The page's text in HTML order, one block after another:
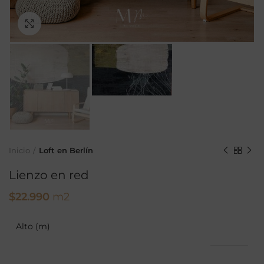
Ampliar
Inicio Loft en Berlín
Lienzo en red
$22.990 m2
Alto (m)